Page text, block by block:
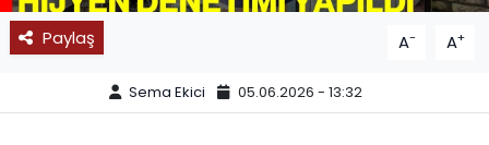
Paylaş A- A+
Sema Ekici 05.06.2026 - 13:32